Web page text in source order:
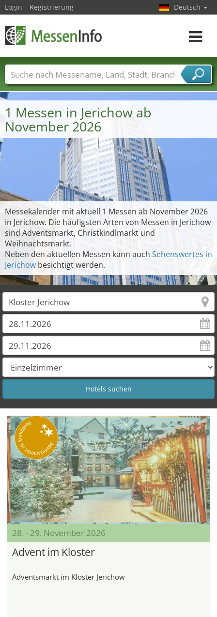
1 Messen in Jerichow ab
November 2026
Messekalender mit aktuell 1 Messen ab November 2026
in Jerichow. Die häufigsten Arten von Messen in Jerichow
sind Adventsmarkt, Christkindlmarkt und
Weihnachtsmarkt.
Neben den aktuellen Messen kann auch Sehenswertes in
Jerichow besichtigt werden.
28. - 29. November 2026
Advent im Kloster
Adventsmarkt im Kloster Jerichow
Login Registrierung Deutsch
Toggle
Messenamen Länder Städte
Branchen
Dienstleisterbranchen